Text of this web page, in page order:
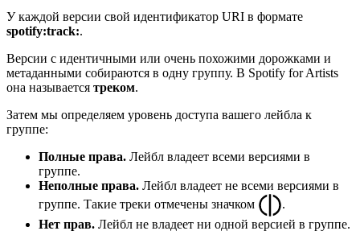
У каждой версии свой идентификатор URI в формате
spotify:track:.
Версии с идентичными или очень похожими дорожками и
метаданными собираются в одну группу. В Spotify for Artists
она называется треком.
Затем мы определяем уровень доступа вашего лейбла к
группе:
Полные права. Лейбл владеет всеми версиями в
группе.
Неполные права. Лейбл владеет не всеми версиями в
группе. Такие треки отмечены значком
.
Нет прав. Лейбл не владеет ни одной версией в группе.